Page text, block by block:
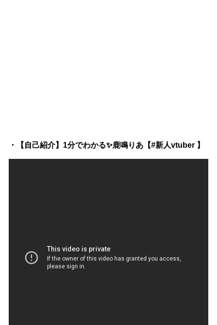
・【自己紹介】1分でわかる✨️鹿鳴りあ【#新人vtuber 】